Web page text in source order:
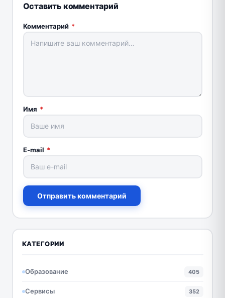
Оставить комментарий
Комментарий *
Имя *
E-mail *
Отправить комментарий
КАТЕГОРИИ
Образование 405
Сервисы 352